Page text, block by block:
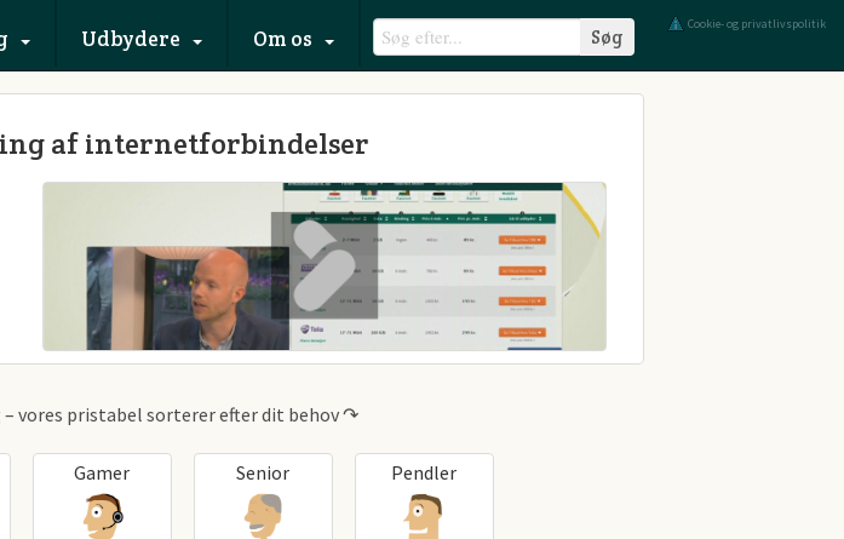
Udbydere Om os
Cookie- og privatlivspolitik
af internetforbindelser
– vores pristabel sorterer efter dit behov ↷